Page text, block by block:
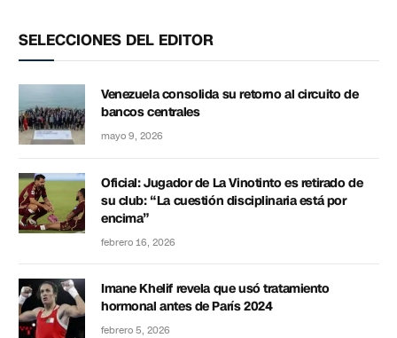
SELECCIONES DEL EDITOR
Venezuela consolida su retorno al circuito de
bancos centrales
mayo 9, 2026
Oficial: Jugador de La Vinotinto es retirado de
su club: “La cuestión disciplinaria está por
encima”
febrero 16, 2026
Imane Khelif revela que usó tratamiento
hormonal antes de París 2024
febrero 5, 2026